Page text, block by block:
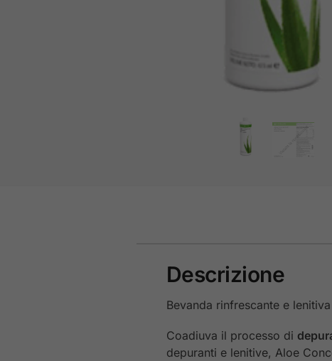
Descrizione
Bevanda rinfrescante e lenitiva
Coadiuva il processo di
depuranti e lenitive, Aloe